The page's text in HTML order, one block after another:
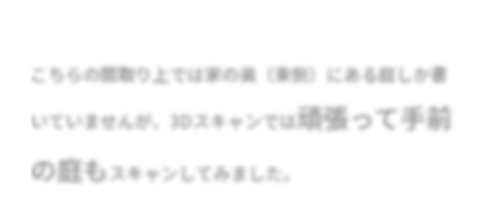
こちらの間取り上では家の奥（東側）にある庭しか書
いていませんが、3Dスキャンでは頑張って手前
の庭もスキャンしてみました。